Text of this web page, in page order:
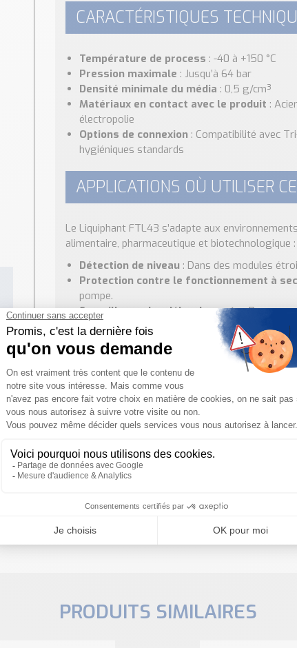
CARACTÉRISTIQUES
Température de process : -40 à +150 °C
Pression maximale : Jusqu’à 64 bar
Densité minimale du média : 0,5 g/cm³
Matériaux en contact avec le produit :
électropolie
Options de connexion : Compatibilité avec
hygiéniques standards
APPLICATIONS OÙ UTILISER
Le Liquiphant FTL43 s’adapte aux
alimentaire, pharmaceutique et biotechnologique :
Détection de niveau : Dans des modules
Protection contre le fonctionnement à sec
pompe.
Surveillance des débordements: Pour
réservoirs.
Détection de liquides à densité variable:
aux caractéristiques changeantes.
Besoin d'aide pour choisir votre produit ?
Nous sommes à votre disposition pour définir votre projet
PRODUITS SIMILAIRES